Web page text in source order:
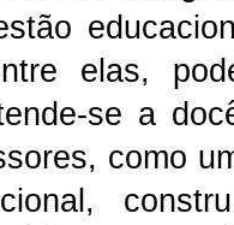
elas,
se a
como